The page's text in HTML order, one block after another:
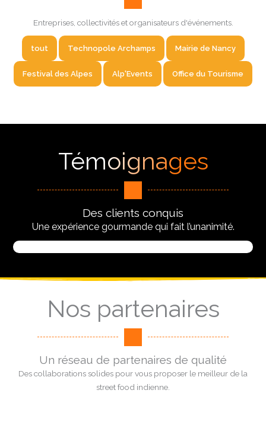
Entreprises, collectivités et organisateurs d'événements.
tout Technopole Archamps Mairie de Nancy
Festival des Alpes Alp'Events Office du Tourisme
Témoignages
Des clients conquis
Une expérience gourmande qui fait l’unanimité.
Nos partenaires
Un réseau de partenaires de qualité
Des collaborations solides pour vous proposer le meilleur de la
street food indienne.